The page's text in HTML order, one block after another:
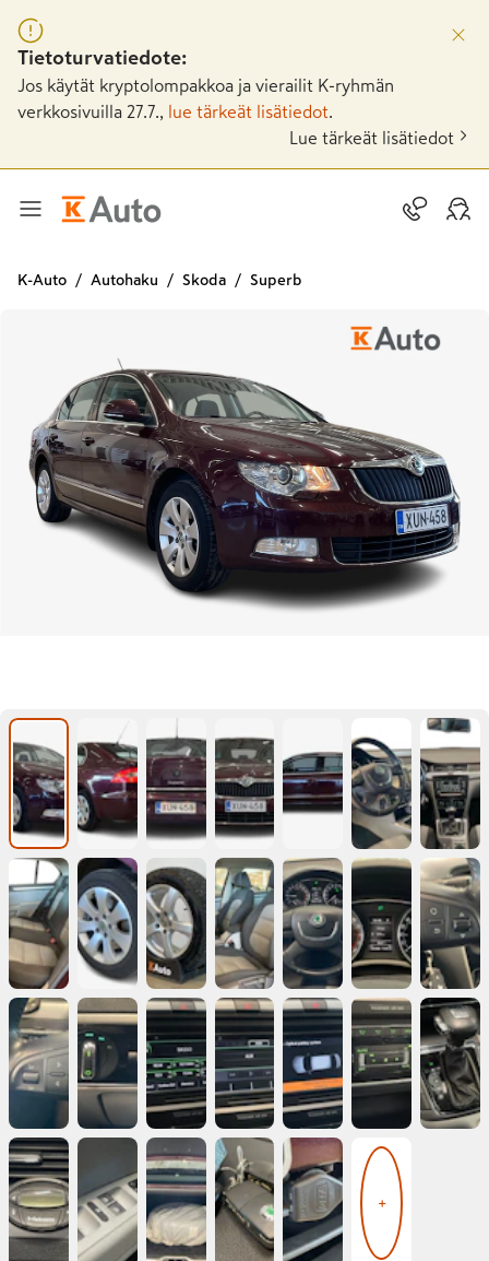
Tietoturvatiedote:
Jos käytät kryptolompakkoa ja vierailit K-ryhmän
verkkosivuilla 27.7.,
lue tärkeät lisätiedot
Lue tärkeät lisätiedot
K-Auto Autohaku Skoda Superb
+